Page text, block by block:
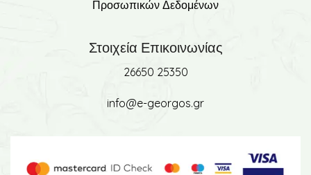
Προσωπικών Δεδομένων
Στοιχεία Επικοινωνίας
26650 25350
info@e-georgos.gr